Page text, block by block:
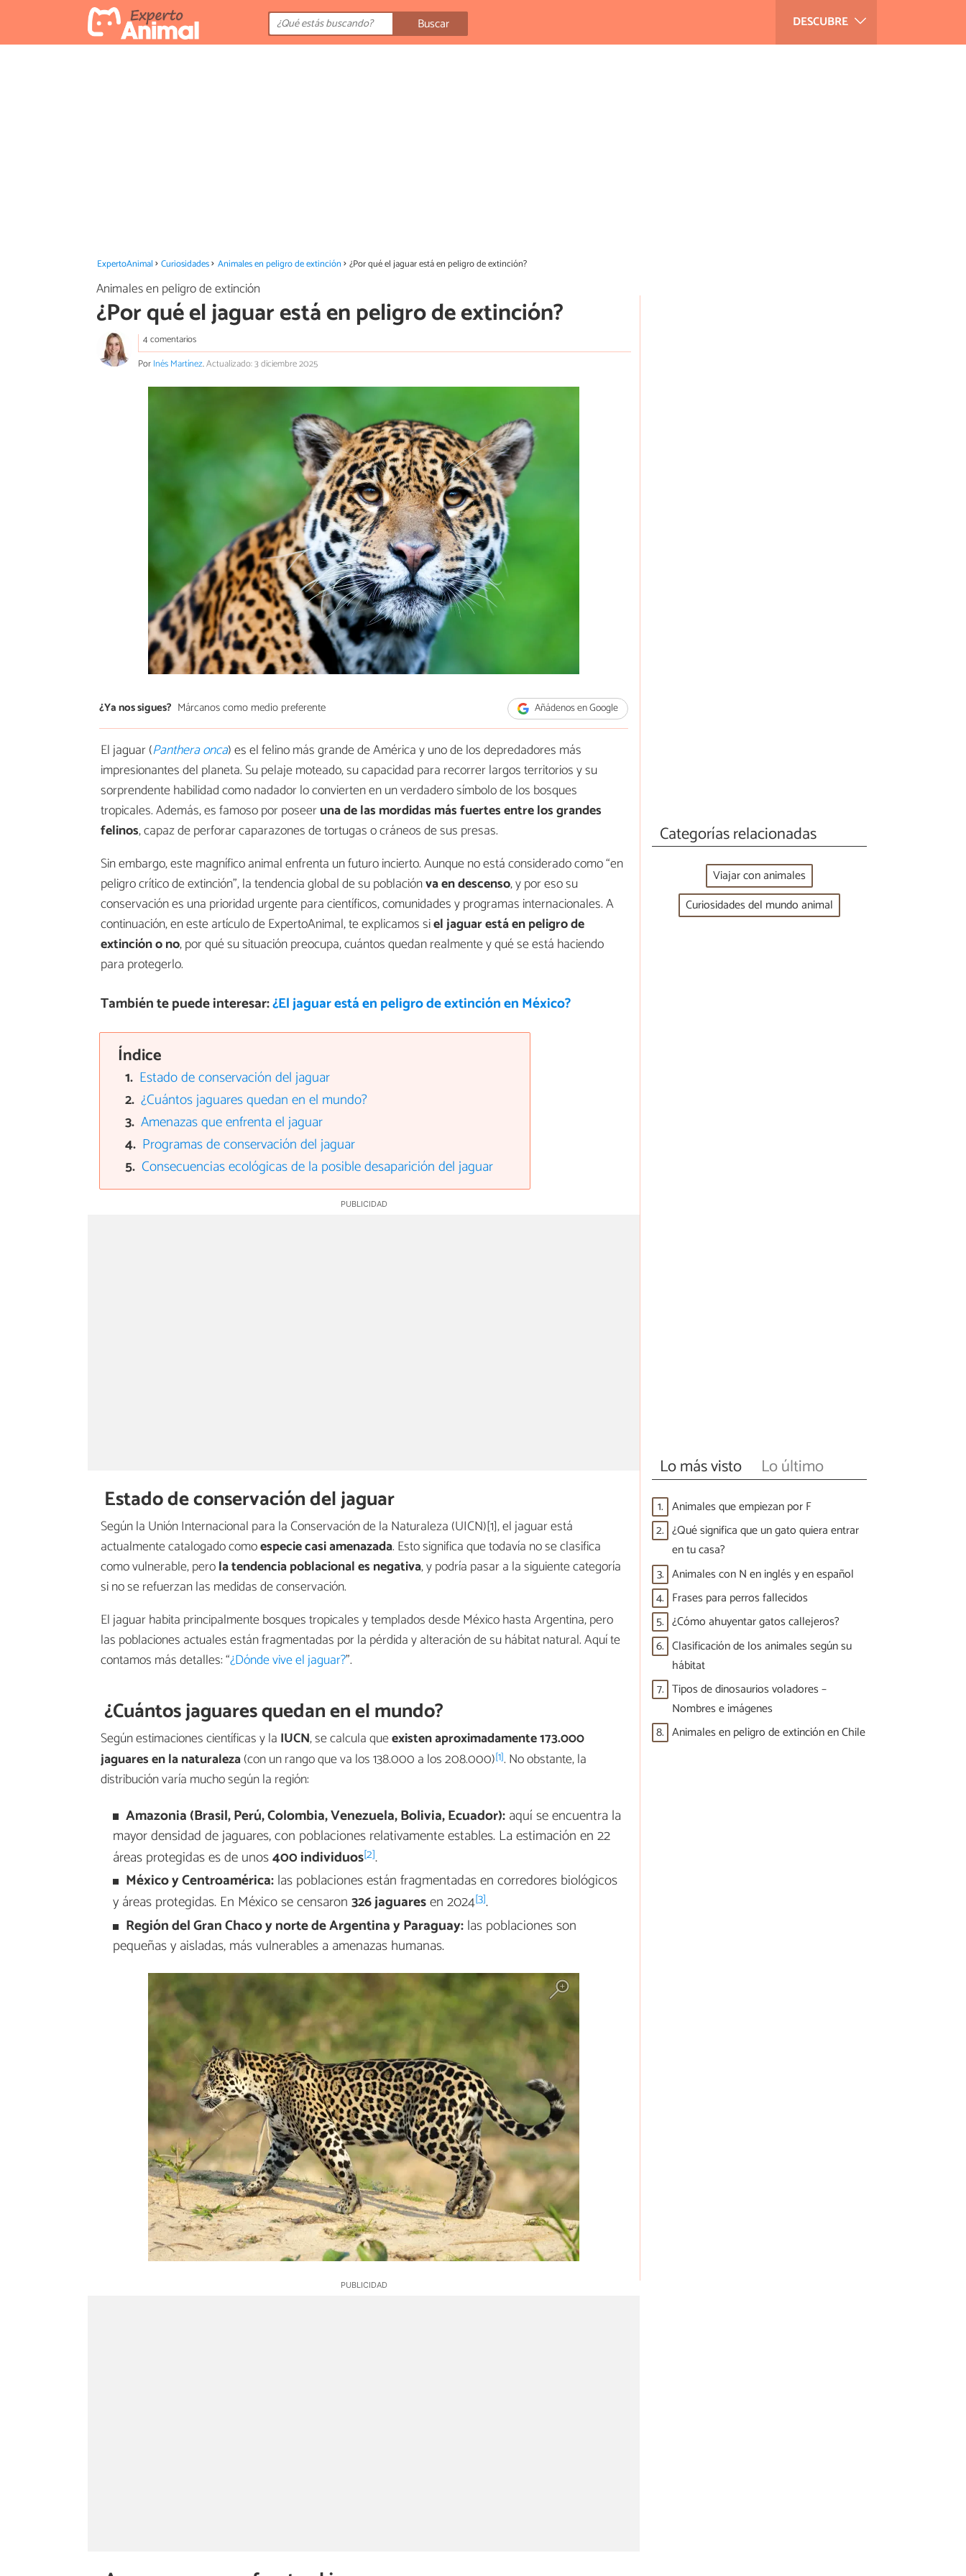
DESCUBRE
Buscar
ExpertoAnimal Curiosidades Animales en peligro de extinción ¿Por qué el jaguar está en peligro de extinción?
Animales en peligro de extinción
¿Por qué el jaguar está en peligro de extinción?
4 comentarios
PorInés Martínez.Actualizado: 3 diciembre 2025
¿Ya nos sigues? Márcanos como medio preferente Añádenos en Google
El jaguar (Panthera onca) es el felino más grande de América y uno de los depredadores más
impresionantes del planeta. Su pelaje moteado, su capacidad para recorrer largos territorios y su
sorprendente habilidad como nadador lo convierten en un verdadero símbolo de los bosques
tropicales. Además, es famoso por poseeruna de las mordidas más fuertes entre los grandes
felinos, capaz de perforar caparazones de tortugas o cráneos de sus presas.
Sin embargo, este magnífico animal enfrenta un futuro incierto. Aunque no está considerado como “en
peligro crítico de extinción”, la tendencia global de su poblaciónva en descenso, y por eso su
conservación es una prioridad urgente para científicos, comunidades y programas internacionales. A
continuación, en este artículo de ExpertoAnimal, te explicamos siel jaguar está en peligro de
extinción o no, por qué su situación preocupa, cuántos quedan realmente y qué se está haciendo
para protegerlo.
También te puede interesar:¿El jaguar está en peligro de extinción en México?
Índice
Estado de conservación del jaguar
¿Cuántos jaguares quedan en el mundo?
Amenazas que enfrenta el jaguar
Programas de conservación del jaguar
Consecuencias ecológicas de la posible desaparición del jaguar
Estado de conservación del jaguar
Según la Unión Internacional para la Conservación de la Naturaleza (UICN)[1], el jaguar está
actualmente catalogado comoespecie casi amenazada. Esto significa que todavía no se clasifica
como vulnerable, perola tendencia poblacional es negativa, y podría pasar a la siguiente categoría
si no se refuerzan las medidas de conservación.
El jaguar habita principalmente bosques tropicales y templados desde México hasta Argentina, pero
las poblaciones actuales están fragmentadas por la pérdida y alteración de su hábitat natural. Aquí te
contamos más detalles: “¿Dónde vive el jaguar?”.
¿Cuántos jaguares quedan en el mundo?
Según estimaciones científicas y la IUCN, se calcula queexistenaproximadamente 173.000
jaguares en la naturaleza(con un rango que va los 138.000 a los 208.000)[1]. No obstante, la
distribución varía mucho según la región:
Amazonia (Brasil, Perú, Colombia, Venezuela, Bolivia, Ecuador):aquí se encuentra la
mayor densidad de jaguares, con poblaciones relativamente estables. La estimación en 22
áreas protegidas es de unos400 individuos[2].
México y Centroamérica:las poblaciones están fragmentadas en corredores biológicos
y áreas protegidas. En México se censaron326 jaguaresen 2024[3].
Región del Gran Chaco y norte de Argentina y Paraguay:las poblaciones son
pequeñas y aisladas, más vulnerables a amenazas humanas.
Categorías relacionadas
Viajar con animales
Curiosidades del mundo animal
Lo más visto Lo último
1. Animales que empiezan por F
2. ¿Qué significa que un gato quiera entrar
en tu casa?
3. Animales con N en inglés y en español
4. Frases para perros fallecidos
5. ¿Cómo ahuyentar gatos callejeros?
6. Clasificación de los animales según su
hábitat
7. Tipos de dinosaurios voladores –
Nombres e imágenes
8. Animales en peligro de extinción en Chile